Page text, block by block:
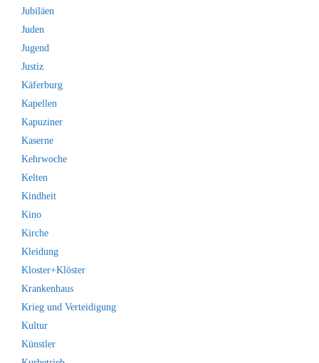
Jubiläen
Juden
Jugend
Justiz
Käferburg
Kapellen
Kapuziner
Kaserne
Kehrwoche
Kelten
Kindheit
Kino
Kirche
Kleidung
Kloster+Klöster
Krankenhaus
Krieg und Verteidigung
Kultur
Künstler